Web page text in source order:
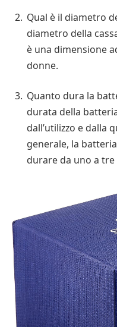
Qual è il diametro
diametro della
è una dimensione
donne.
Quanto dura la
durata della
dall’utilizzo e dalla
generale, la
durare da uno a tre